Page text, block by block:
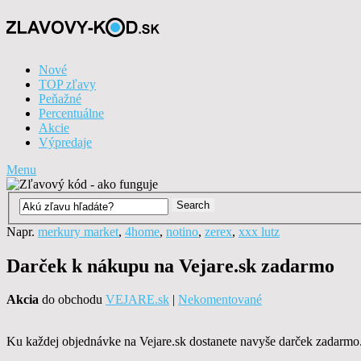
Nové
TOP zľavy
Peňažné
Percentuálne
Akcie
Výpredaje
Menu
Napr. merkury market, 4home, notino, zerex, xxx lutz
Darček k nákupu na Vejare.sk zadarmo
Akcia do obchodu VEJARE.sk | Nekomentované
Ku každej objednávke na Vejare.sk dostanete navyše darček